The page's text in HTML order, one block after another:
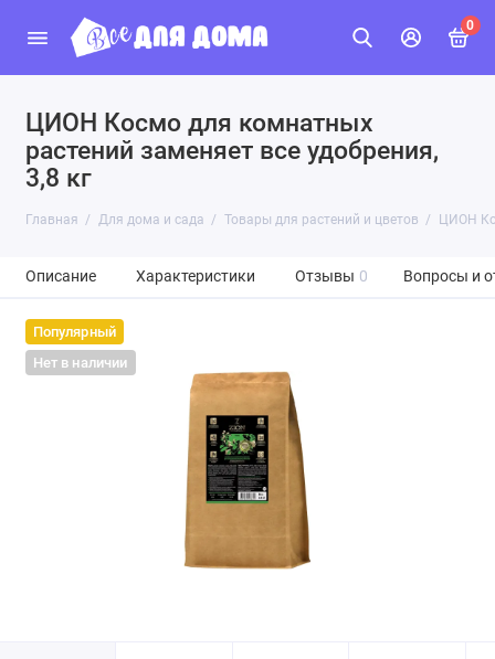
0
ЦИОН Космо для комнатных
растений заменяет все удобрения,
3,8 кг
Главная Для дома и сада Товары для растений и цветов ЦИОН
Описание Характеристики Отзывы 0 Вопросы и
Популярный
Нет в наличии